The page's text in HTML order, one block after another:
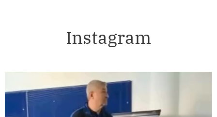
Instagram